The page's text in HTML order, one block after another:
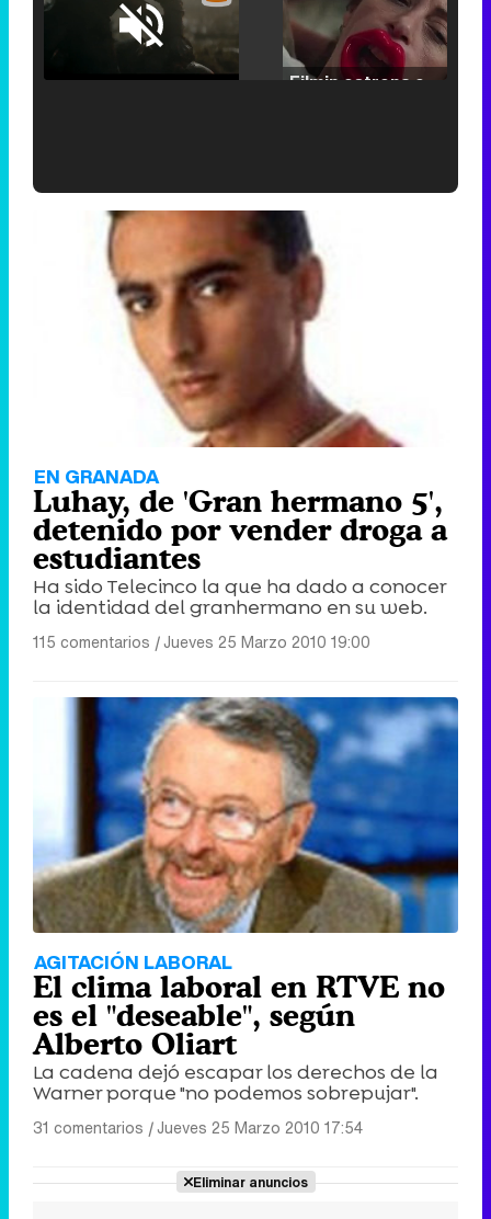
Unmute /
Tráiler de la tercera temporada de 'The Walking Dead: Dead City' de AMC+
Canción ganadora de Eurovisión 2026: DARA con "Bangaranga" por Bulgaria
EN GRANADA
Luhay, de 'Gran hermano 5',
detenido por vender droga a
estudiantes
Ha sido Telecinco la que ha dado a conocer
la identidad del granhermano en su web.
115 comentarios |Jueves 25 Marzo 2010 19:00
AGITACIÓN LABORAL
El clima laboral en RTVE no
es el "deseable", según
Alberto Oliart
La cadena dejó escapar los derechos de la
Warner porque "no podemos sobrepujar".
31 comentarios |Jueves 25 Marzo 2010 17:54
Eliminar anuncios